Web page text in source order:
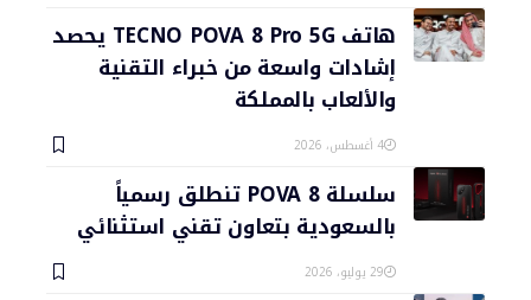
هاتف TECNO POVA 8 Pro 5G يحصد
إشادات واسعة من خبراء التقنية
والألعاب بالمملكة
4 أغسطس، 2026
سلسلة POVA 8 تنطلق رسمياً
بالسعودية بتعاون تقني استثنائي
29 يوليو، 2026